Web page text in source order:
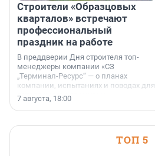
Строители «Образцовых
кварталов» встречают
профессиональный
праздник на работе
В преддверии Дня строителя топ-
менеджеры компании «СЗ
„Терминал-Ресурс“ — о планах
компании, испытаниях и поводах для
осторожного оптимизма.
7 августа, 18:00
ТОП 5